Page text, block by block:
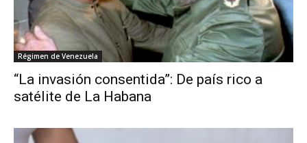
Régimen de Venezuela
“La invasión consentida”: De país rico a
satélite de La Habana